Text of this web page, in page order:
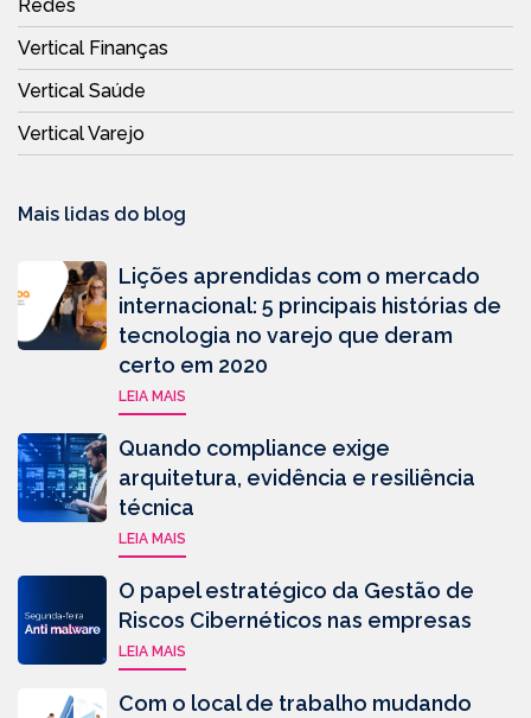
Redes
Vertical Finanças
Vertical Saúde
Vertical Varejo
Mais lidas do blog
Lições aprendidas com o mercado
internacional: 5 principais histórias de
tecnologia no varejo que deram
certo em 2020
LEIA MAIS
Quando compliance exige
arquitetura, evidência e resiliência
técnica
LEIA MAIS
O papel estratégico da Gestão de
Riscos Cibernéticos nas empresas
LEIA MAIS
Com o local de trabalho mudando